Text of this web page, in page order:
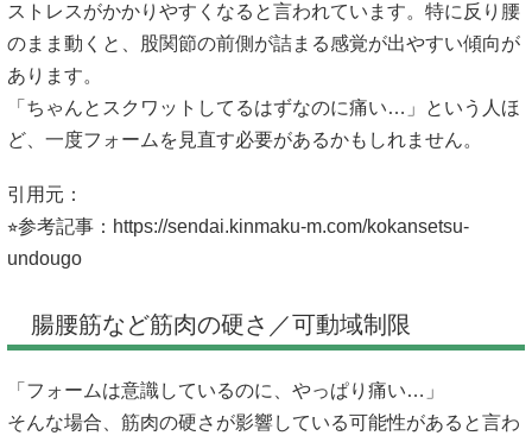
ストレスがかかりやすくなると言われています。特に反り腰
のまま動くと、股関節の前側が詰まる感覚が出やすい傾向が
あります。
「ちゃんとスクワットしてるはずなのに痛い…」という人ほ
ど、一度フォームを見直す必要があるかもしれません。
引用元：
⭐︎参考記事： https://sendai.kinmaku-m.com/kokansetsu-
undougo
腸腰筋など筋肉の硬さ／可動域制限
「フォームは意識しているのに、やっぱり痛い…」
そんな場合、筋肉の硬さが影響している可能性があると言わ